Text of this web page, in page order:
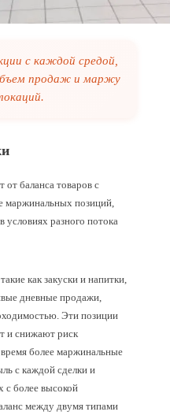
с каждой средой,
продаж и маржу
от баланса товаров с
маржинальных позиций,
условиях разного потока
как закуски и напитки,
дневные продажи,
Эти позиции
и снижают риск
более маржинальные
с каждой сделки и
с более высокой
между двумя типами